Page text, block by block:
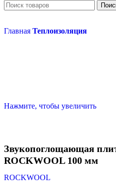
Главная Теплоизоляция
Нажмите, чтобы увеличить
Звукопоглощающая
ROCKWOOL 100 мм
ROCKWOOL